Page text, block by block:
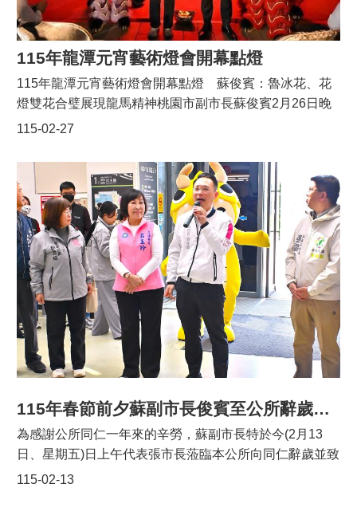
街，藉由創意表演抒發生活趣味，逐漸發展為地方重要年
節慶典。今年活動自南天宮出發，行經市區主要道路，終
點至龍元宮，全程約1公里，結合「接財神」遊行與客庄
特色文化，共有26支隊伍熱情參與，場面熱鬧非凡，為春
節期間增添濃厚喜慶氛圍。 包括立法委員呂玉玲、市議員
徐玉樹、劉熒隆、張肇良、市府農業局長陳冠義、客家局
長范姜泰基、民政局專門委員游建盛、龍潭區長鄧昱綵、
及里長們等均一同出席。
115年龍潭元宵藝術燈會開幕點燈
115-02-27
115年龍潭元宵藝術燈會開幕點燈 蘇俊賓：魯冰花、花
燈雙花合璧展現龍馬精神桃園市副市長蘇俊賓2月26日晚
間前往本區，出席「春遊大龍門－115年龍潭元宵藝術燈
表示，龍潭年節最具代表性的「三朵花」為跨年的煙花、
元宵節的花燈以及魯冰花，從跨年一路延續至元宵與魯冰
花季，形塑完整的節慶軸線。今年更首度促成「花燈」與
「魯冰花」雙花合作，整合展覽與活動能量，期盼吸引更
多民眾暢遊大龍門；適逢馬年，也與「龍」字相互呼應，
象徵「龍馬精神」，為地方注入新一波觀光動能。 蘇俊賓
指出，本屆燈會由區公所邀集包含龍潭國小、龍星國小、
武漢國小、石門國小、龍源國小及德龍國小等6所學校、
超過300位學生參與設計，讓孩子們的創意成為龍潭大池
畔最亮眼的風景。他強調，每一盞燈、每一件作品，都是
孩子對家鄉的具體貢獻；只要吸引更多人走進龍潭，看見
在地文學、藝術、生態與產業的多元價值，讓人潮一波波
進入，大龍門的觀光品牌與城市形象就能持續累積、穩健
成長。 龍潭區公所指出，本屆燈會已邁入第5年，於2月
26日至3月8日盛大登場，為期11天。現場設置「探險菱潭
陂」及「舞動九曲橋」兩組互動式燈組，並邀請龍元宮與
南天宮共同展出，讓藝術創作與宗教文化結合。本次亦特
115年春節前夕蘇副市長俊賓至公所辭歲並致贈福袋
115-02-13
為感謝公所同仁一年來的辛勞，蘇副市長特於今(2月13
日、星期五)日上午代表張市長蒞臨本公所向同仁辭歲並致
贈馬年福袋。公所同仁首先以熱烈的掌聲及流利的客語歡